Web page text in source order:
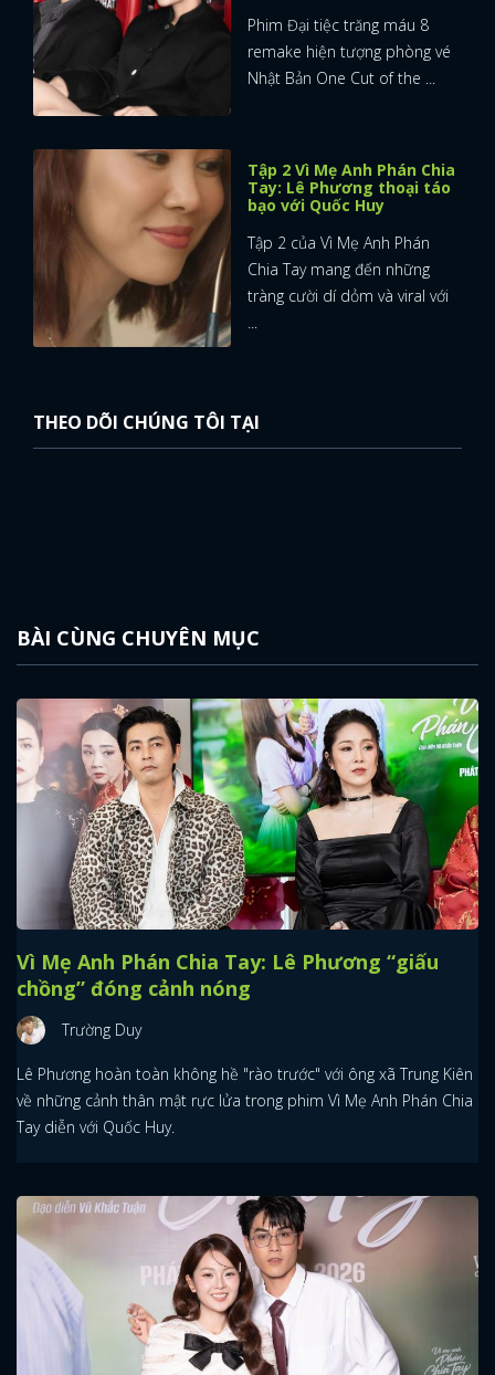
GOOGLE
Phim Đại tiệc trăng máu 8
remake hiện tượng phòng vé
Nhật Bản One Cut of the ...
Tập 2 Vì Mẹ Anh Phán Chia
Tay: Lê Phương thoại táo
bạo với Quốc Huy
Tập 2 của Vì Mẹ Anh Phán
Chia Tay mang đến những
tràng cười dí dỏm và viral với
...
THEO DÕI CHÚNG TÔI TẠI
BÀI CÙNG CHUYÊN MỤC
Vì Mẹ Anh Phán Chia Tay: Lê Phương “giấu
chồng” đóng cảnh nóng
Trường Duy
Lê Phương hoàn toàn không hề "rào trước" với ông xã Trung Kiên
về những cảnh thân mật rực lửa trong phim Vì Mẹ Anh Phán Chia
Tay diễn với Quốc Huy.